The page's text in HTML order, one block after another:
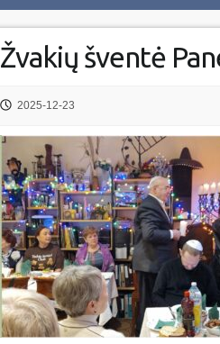
Žvakių šventė
2025-12-23